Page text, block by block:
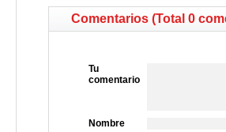
Comentarios (Total 0
Tu
comentario
Nombre